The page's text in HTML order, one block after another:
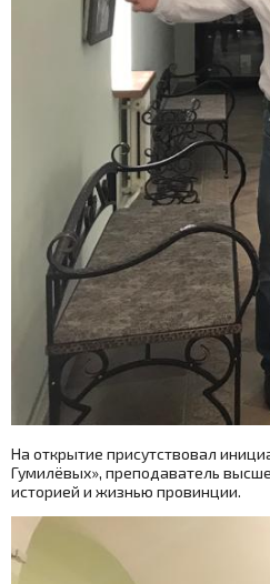
На открытие присутствовал
Гумилёвых», преподаватель
историей и жизнью провинции.